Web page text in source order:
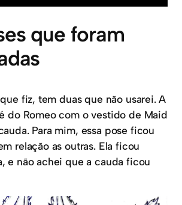
que foram
fiz, tem duas que não usarei. A
do Romeo com o vestido de Maid
Para mim, essa pose ficou
relação as outras. Ela ficou
e não achei que a cauda ficou